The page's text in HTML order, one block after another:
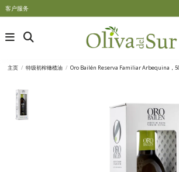
客户服务
主页 特级初榨橄榄油 Oro Bailén Reserva Familiar Arbequina，